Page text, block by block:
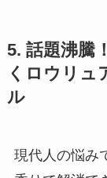
5. 話題沸騰
くロウリュ
ル
現代人の悩み